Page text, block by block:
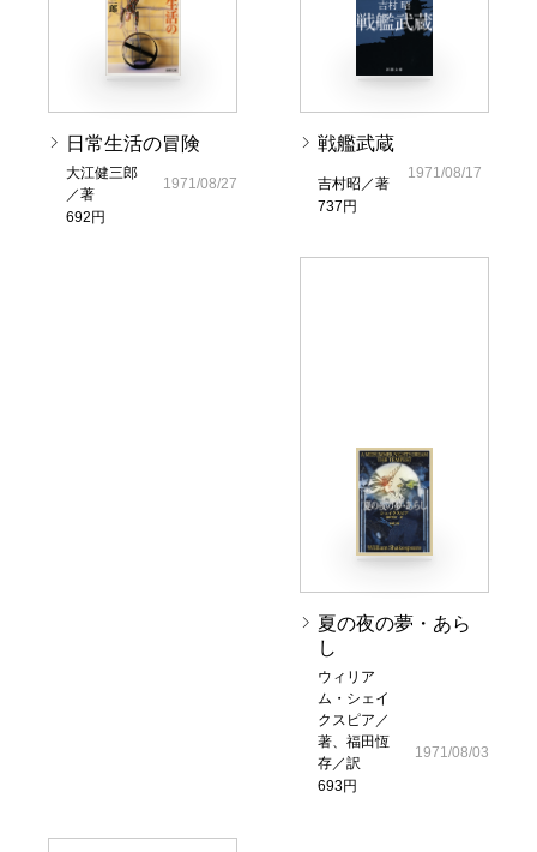
日常生活の冒険
大江健三郎
／著
692円
1971/08/27
戦艦武蔵
吉村昭／著
737円
1971/08/17
夏の夜の夢・あら
し
ウィリア
ム・シェイ
クスピア／
著、福田恆
存／訳
693円
1971/08/03